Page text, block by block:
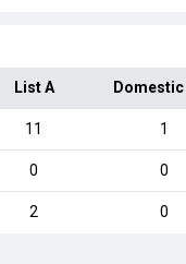
List A
11 1
0 0
2 0